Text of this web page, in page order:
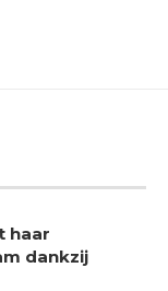
haar
dankzij